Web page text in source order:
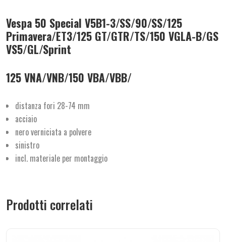
Vespa 50 Special V5B1-3/​SS/​90/​SS/​125
Primavera/​ET3/​125 GT/​GTR/​TS/​150 VGLA-B/​GS
VS5/​GL/​Sprint
125 VNA/​VNB/​150 VBA/​VBB/​
distanza fori 28-74 mm
acciaio
nero verniciata a polvere
sinistro
incl. materiale per montaggio
Prodotti correlati